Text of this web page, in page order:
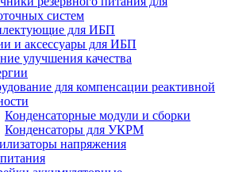
систем
для ИБП
и аксессуары для ИБП
улучшения качества
для компенсации реактивной
Конденсаторные модули и сборки
Конденсаторы для УКРМ
напряжения